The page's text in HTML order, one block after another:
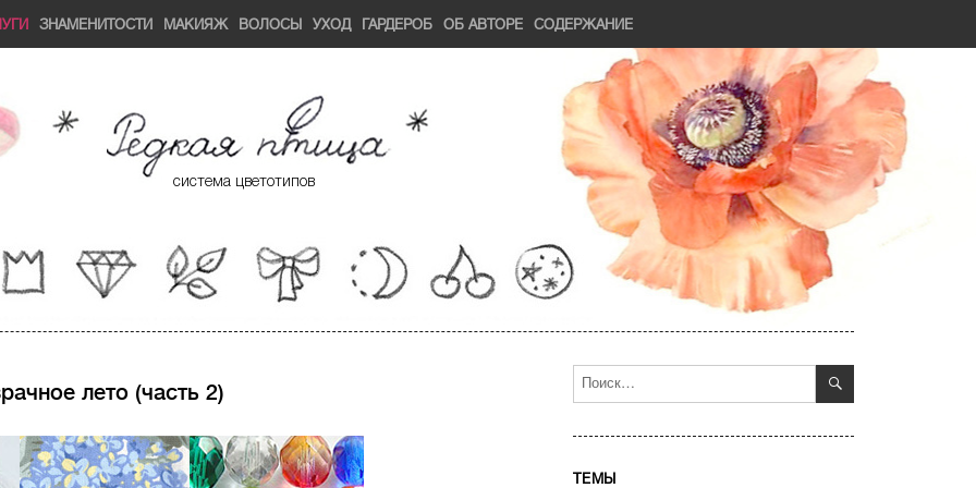
ЗНАМЕНИТОСТИ МАКИЯЖ ВОЛОСЫ УХОД ГАРДЕРОБ ОБ АВТОРЕ СОДЕРЖАНИЕ
система цветотипов
лето (часть 2)
Искать: ПОИСК
ТЕМЫ